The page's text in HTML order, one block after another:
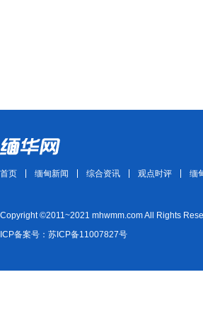
首页 缅甸新闻 综合资讯 观点时评 缅
Copyright ©2011~2021 mhwmm.com All Rights
ICP备案号：苏ICP备11007827号